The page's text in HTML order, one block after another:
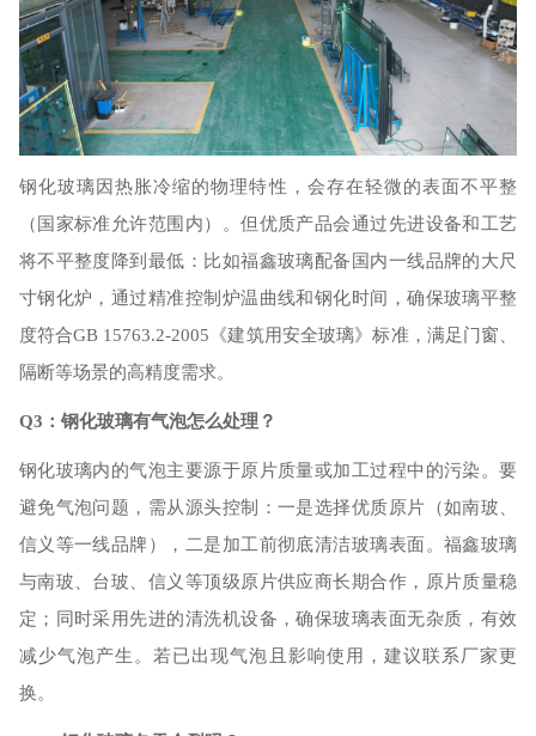
钢化玻璃因热胀冷缩的物理特性，会存在轻微的表面不平整
（国家标准允许范围内）。但优质产品会通过先进设备和工艺
将不平整度降到最低：比如福鑫玻璃配备国内一线品牌的大尺
寸钢化炉，通过精准控制炉温曲线和钢化时间，确保玻璃平整
度符合GB 15763.2-2005《建筑用安全玻璃》标准，满足门窗、
隔断等场景的高精度需求。
Q3：钢化玻璃有气泡怎么处理？
钢化玻璃内的气泡主要源于原片质量或加工过程中的污染。要
避免气泡问题，需从源头控制：一是选择优质原片（如南玻、
信义等一线品牌），二是加工前彻底清洁玻璃表面。福鑫玻璃
与南玻、台玻、信义等顶级原片供应商长期合作，原片质量稳
定；同时采用先进的清洗机设备，确保玻璃表面无杂质，有效
减少气泡产生。若已出现气泡且影响使用，建议联系厂家更
换。